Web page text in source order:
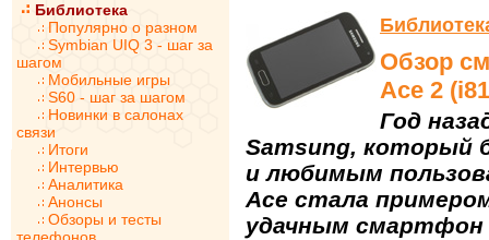
Библиотека
Популярно о разном
Symbian UIQ 3 - шаг за
шагом
Мобильные игры
S60 - шаг за шагом
Новинки в салонах
связи
Итоги
Интервью
Аналитика
Анонсы
Обзоры и тесты
Обзор
Ace 2
Год
Samsung, который
и любимым
Ace стала
удачным смартфон